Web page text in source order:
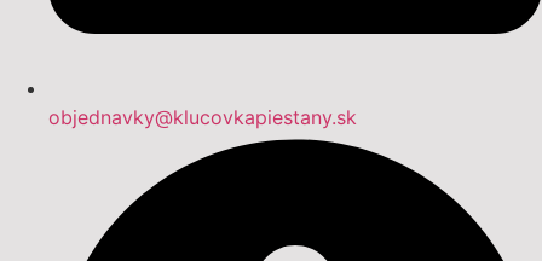
objednavky@klucovkapiestany.sk